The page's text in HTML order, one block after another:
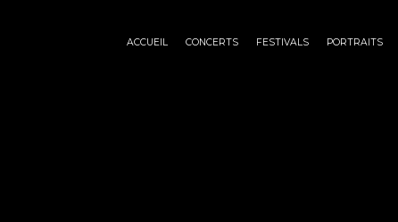
ACCUEIL CONCERTS FESTIVALS PORTRAITS